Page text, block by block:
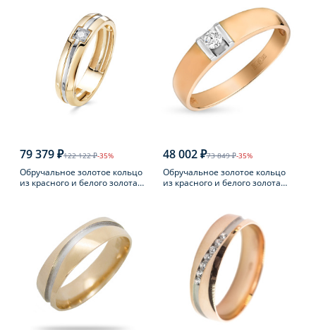
79 379 ₽122 122 ₽-35%
Обручальное золотое кольцо
из красного и белого золота
48 002 ₽73 849 ₽-35%
Обручальное золотое кольцо
из красного и белого золота